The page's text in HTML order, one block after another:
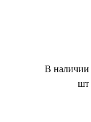
В наличии
шт